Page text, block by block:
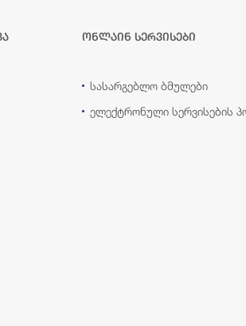
ონლაინ სერვისები
სასარგებლო ბმულები
ელექტრონული სერვისების